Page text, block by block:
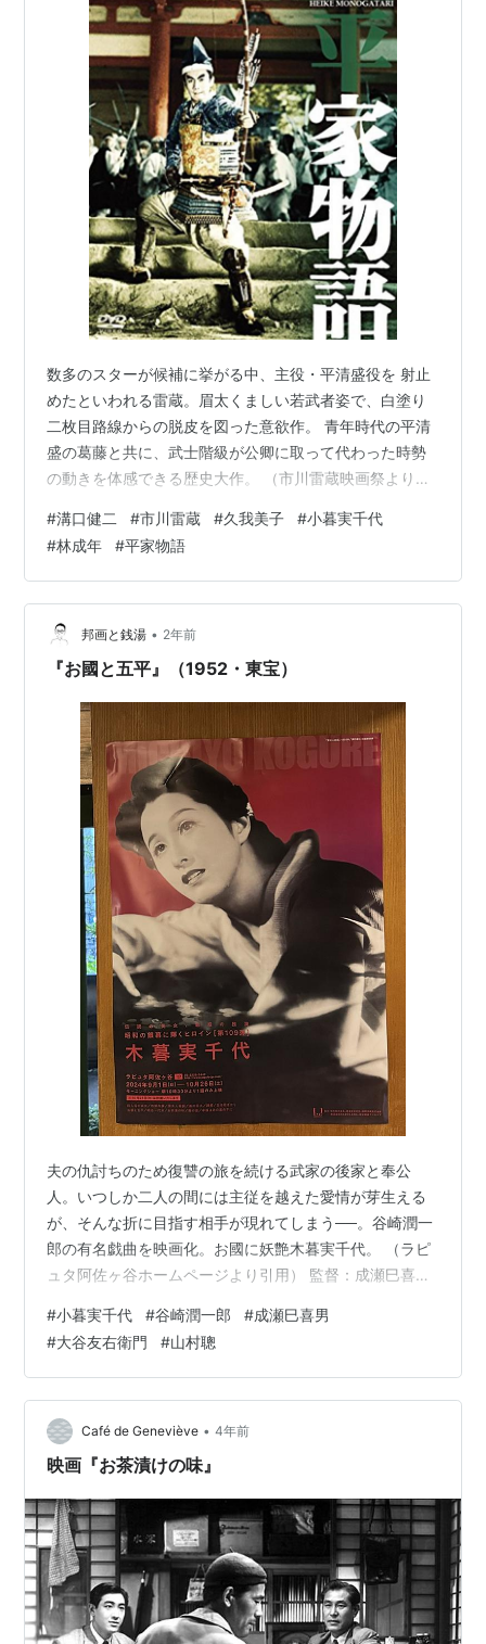
数多のスターが候補に挙がる中、主役・平清盛役を 射止
めたといわれる雷蔵。眉太くましい若武者姿で、白塗り
二枚目路線からの脱皮を図った意欲作。 青年時代の平清
盛の葛藤と共に、武士階級が公卿に取って代わった時勢
の動きを体感できる歴史大作。 （市川雷蔵映画祭より引
暮実千代 新・平家物語 [DVD] 市川雷蔵 Amazon 雷蔵め
ちゃ太眉！ かっこよ〜！ しかし貴族から武士の時代へと
流れていく中での武士たちの苦悩、そして貴族の怠慢
よ。実際に戦っているのは武士だってのに、貴族の連中
はろくな評価もしやしねえ、と。 若き清盛（雷蔵であ
る）は成り上がるこ…
#溝口健二 #市川雷蔵 #久我美子 #小暮実千代
#林成年 #平家物語
邦画と銭湯 • 2年前
『お國と五平』（1952・東宝）
夫の仇討ちのため復讐の旅を続ける武家の後家と奉公
人。いつしか二人の間には主従を越えた愛情が芽生える
が、そんな折に目指す相手が現れてしまう──。谷崎潤一
郎の有名戯曲を映画化。お國に妖艶木暮実千代。 （ラピ
ュタ阿佐ヶ谷ホームページより引用） 監督：成瀬巳喜男
助/三好栄子/藤原釜足/小倉繁 ９月10月のラピュタのモー
ニングは小暮実千代特集。観たいのいっぱいあるんだけ
ど朝10時半にラピュタに行くのは（毎度言ってる）。
で、今回は谷崎潤一郎原作の『お國と五平』をとりあえ
ずマストとした。成瀬巳喜男だしね。 小暮と山村は恋仲
だったんだけど小暮が別の男と…
#小暮実千代 #谷崎潤一郎 #成瀬巳喜男
#大谷友右衛門 #山村聰
Café de Geneviève • 4年前
映画『お茶漬けの味』